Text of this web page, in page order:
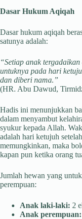
Dasar Hukum Aqiqah
Dasar hukum aqiqah
satunya adalah:
“Setiap anak
untuknya pada hari
dan diberi nama.”
(HR. Abu Dawud,
Hadis ini menunjukkan
dalam menyambut
syukur kepada Allah.
adalah hari ketujuh
memungkinkan, maka
kapan pun ketika orang
Jumlah hewan yang
perempuan:
Anak laki-laki: 2
Anak perempuan: